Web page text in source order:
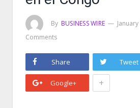
By BUSINESS WIRE
Comments
Share Tweet
Google+ +